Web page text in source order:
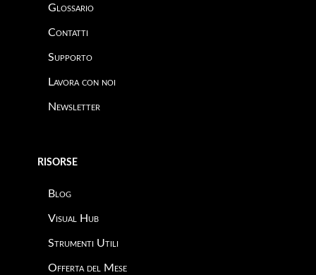
Glossario
Contatti
Supporto
Lavora con noi
Newsletter
RISORSE
Blog
Visual Hub
Strumenti Utili
Offerta del Mese